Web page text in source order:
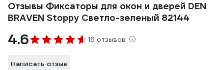
Отзывы Фиксаторы для окон и дверей DEN
BRAVEN Stoppy Светло-зеленый 82144
4.6 16 отзывов
Написать отзыв